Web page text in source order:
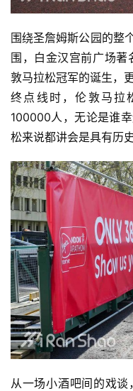
围绕圣詹姆斯公园的整
围，白金汉宫前广场
敦马拉松冠军的诞生，
终点线时，伦敦马拉
100000人，无论是谁
松来说都讲会是具有历
从一场小酒吧间的戏谈